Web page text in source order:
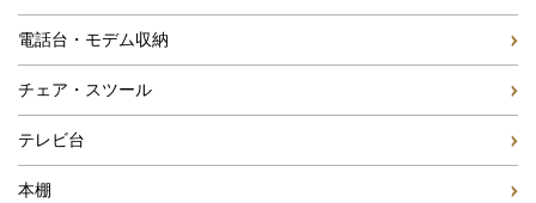
電話台・モデム収納
チェア・スツール
テレビ台
本棚